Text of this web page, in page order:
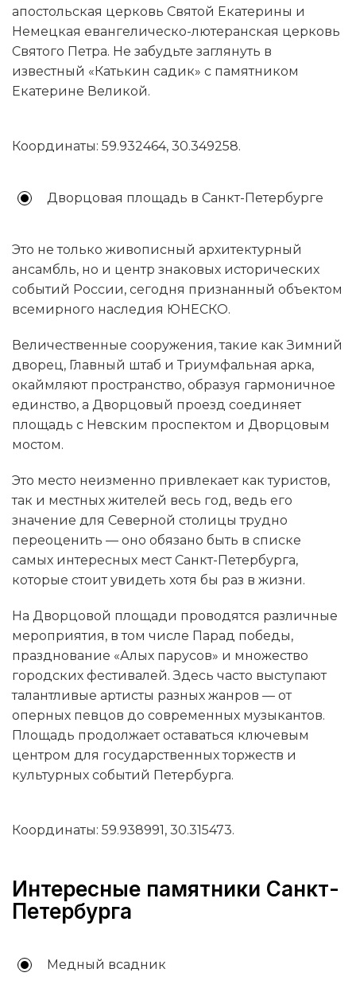
апостольская церковь Святой Екатерины и
Немецкая евангелическо-лютеранская церковь
Святого Петра. Не забудьте заглянуть в
известный «Катькин садик» с памятником
Екатерине Великой.
Координаты: 59.932464, 30.349258.
Дворцовая площадь в Санкт-Петербурге
Это не только живописный архитектурный
ансамбль, но и центр знаковых исторических
событий России, сегодня признанный объектом
всемирного наследия ЮНЕСКО.
Величественные сооружения, такие как Зимний
дворец, Главный штаб и Триумфальная арка,
окаймляют пространство, образуя гармоничное
единство, а Дворцовый проезд соединяет
площадь с Невским проспектом и Дворцовым
мостом.
Это место неизменно привлекает как туристов,
так и местных жителей весь год, ведь его
значение для Северной столицы трудно
переоценить — оно обязано быть в списке
самых интересных мест Санкт-Петербурга,
которые стоит увидеть хотя бы раз в жизни.
На Дворцовой площади проводятся различные
мероприятия, в том числе Парад победы,
празднование «Алых парусов» и множество
городских фестивалей. Здесь часто выступают
талантливые артисты разных жанров — от
оперных певцов до современных музыкантов.
Площадь продолжает оставаться ключевым
центром для государственных торжеств и
культурных событий Петербурга.
Координаты: 59.938991, 30.315473.
Интересные памятники Санкт-
Петербурга
Медный всадник